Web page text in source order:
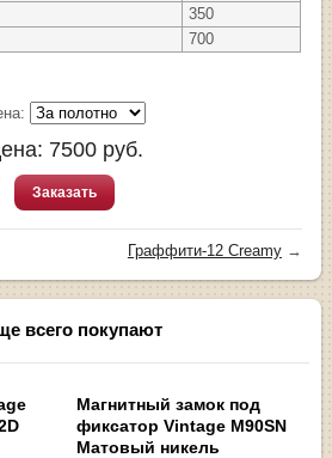
350
700
7500 руб.
Заказать
Граффити-12 Creamy→
всего покупают
Магнитный замок под
фиксатор Vintage M90SN
Матовый никель